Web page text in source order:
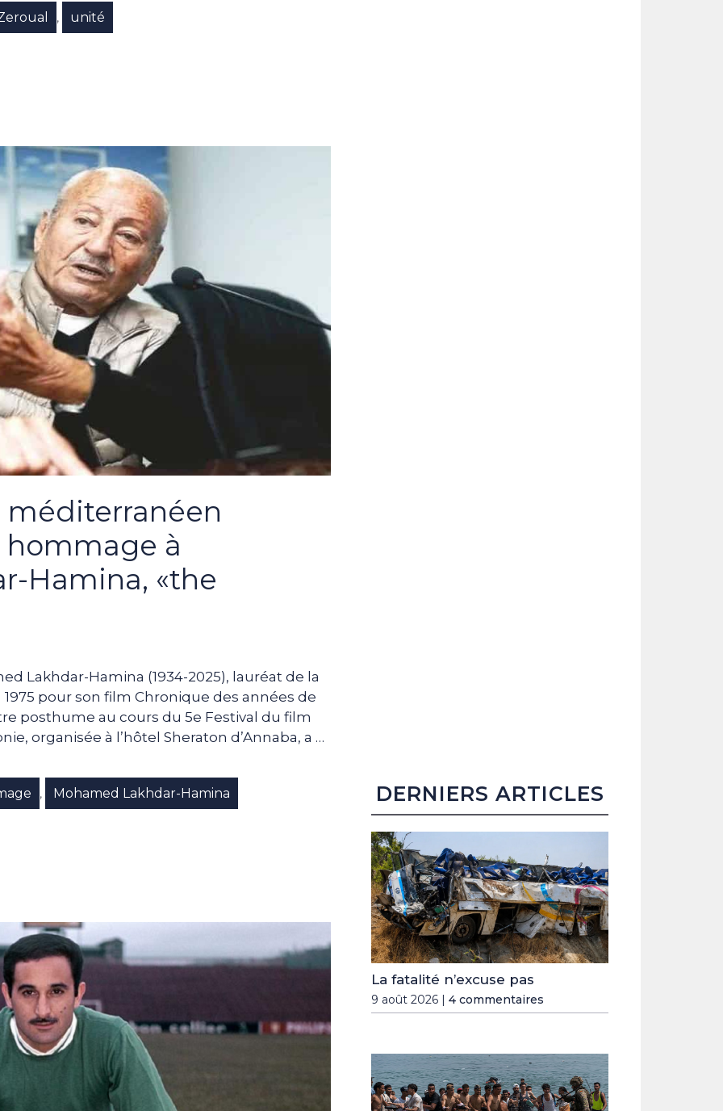
, unité
méditerranéen
hommage à
Hamina, «the
Lakhdar-Hamina (1934-2025), lauréat de la
1975 pour son film Chronique des années de
posthume au cours du 5e Festival du film
organisée à l’hôtel Sheraton d’Annaba, a …
, Mohamed Lakhdar-Hamina DERNIERS ARTICLES
La fatalité n’excuse pas
9 août 2026 | 4 commentaires